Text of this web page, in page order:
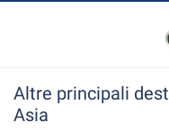
Altre principali
Asia